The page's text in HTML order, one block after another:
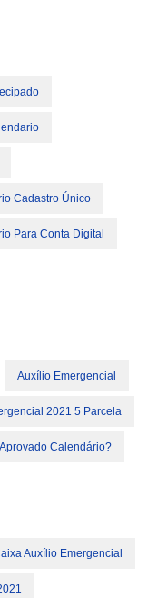
Cadastro Único
Para Conta Digital
Auxílio Emergencial
2021 5 Parcela
Calendário?
Auxílio Emergencial